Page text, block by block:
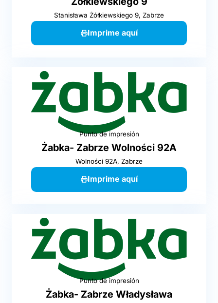
Stanisława Żółkiewskiego 9, Zabrze
Imprime aquí
Punto de impresión
Żabka- Zabrze Wolności 92A
Wolności 92A, Zabrze
Imprime aquí
Punto de impresión
Żabka- Zabrze Władysława